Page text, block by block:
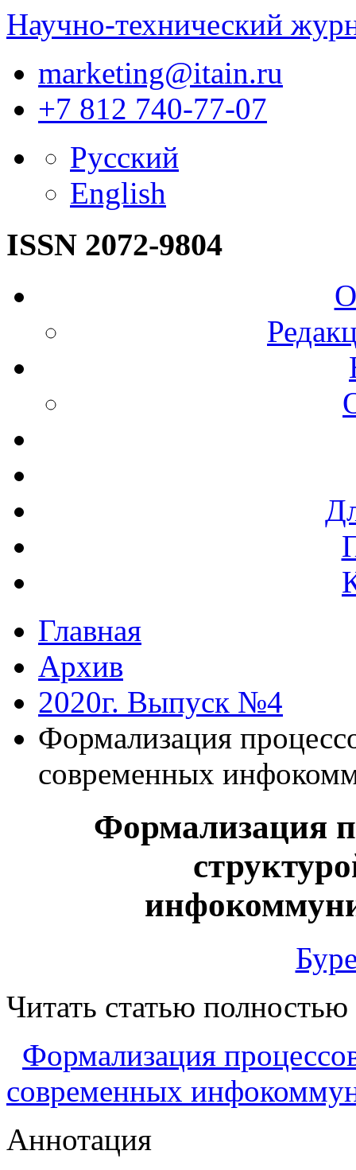
Научно-технический
marketing@itain.ru
+7 812 740-77-07
Русский
English
ISSN 2072-9804
Главная
Архив
2020г. Выпуск №4
Формализация
современных
Формализация
Читать статью полностью
Формализация
современных
Аннотация